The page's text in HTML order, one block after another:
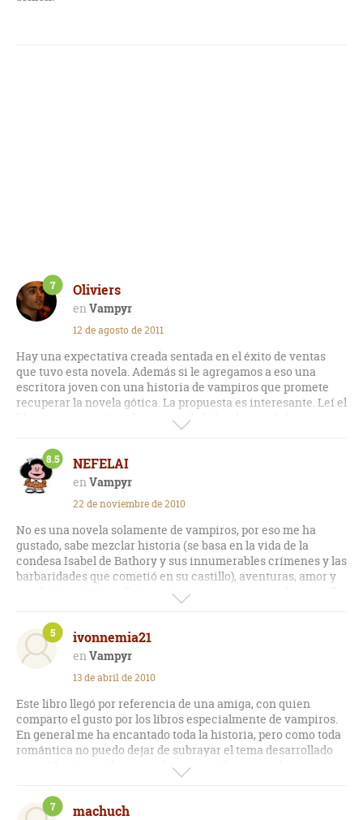
Oliviers
Vampyr
7
12 de agosto de 2011
Hay una expectativa creada sentada en el éxito de ventas
que tuvo esta novela. Además si le agregamos a eso una
escritora joven con una historia de vampiros que promete
recuperar la novela gótica. La propuesta es interesante. Leí el
libro en tiempo récord por su agilidad y planteo del suspense,
la historia si bien no descubre nada nuevo, está contada con
dinamismo y el drama suficiente como para subirte a esa
vorágine. Los datos históricos si bien no son lo mas
importantes de la novela se disfrutan y sitúan al lector en
una historia por momentos apasionantes y por otros no tanto.
NEFELAI
Vampyr
8.5
22 de noviembre de 2010
No es una novela solamente de vampiros, por eso me ha
gustado, sabe mezclar historia (se basa en la vida de la
condesa Isabel de Bathory y sus innumerables crímenes y las
barbaridades que cometió en su castillo), aventuras, amor y
muchísima intriga. Está escrita con una prosa ágil y sencilla
facilitando su lectura. Sólo quiere entretener y lo consigue
ya que te engancha desde la primera página y no pierde el
ritmo en ninguno de sus capítulos. Recomendable.
ivonnemia21
Vampyr
5
13 de abril de 2010
Este libro llegó por referencia de una amiga, con quien
comparto el gusto por los libros especialmente de vampiros.
En general me ha encantado toda la historia, pero como toda
romántica no puedo dejar de subrayar el tema desarrollado
entre Martina y Almos, por lo pronto sólo me queda seguir
soñando que aún existen chicos con esas cualidades en su
personalidad.
machuch
7